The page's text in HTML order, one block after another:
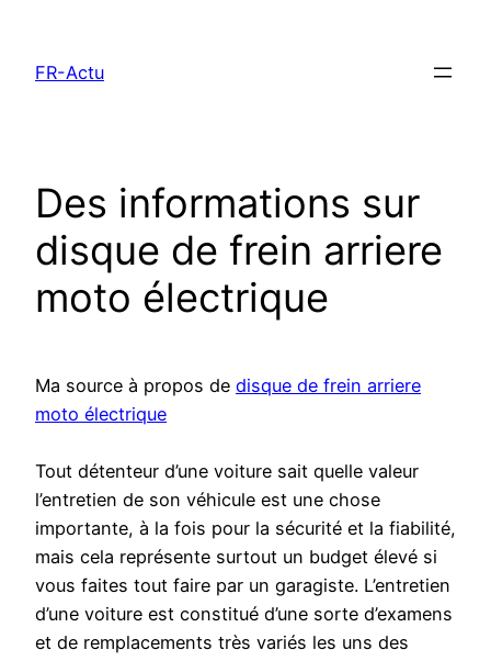
contenu
FR-Actu
Des informations sur
disque de frein arriere
moto électrique
Ma source à propos de disque de frein arriere
moto électrique
Tout détenteur d’une voiture sait quelle valeur
l’entretien de son véhicule est une chose
importante, à la fois pour la sécurité et la fiabilité,
mais cela représente surtout un budget élevé si
vous faites tout faire par un garagiste. L’entretien
d’une voiture est constitué d’une sorte d’examens
et de remplacements très variés les uns des